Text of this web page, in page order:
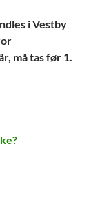
i Vestby
må tas før 1.